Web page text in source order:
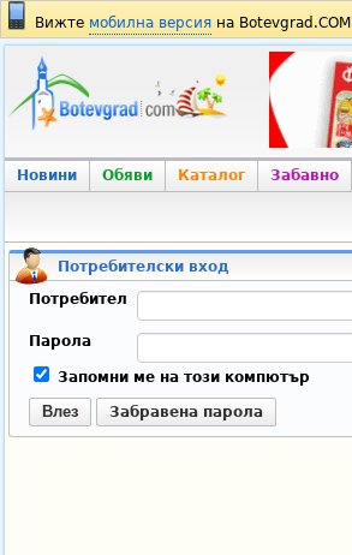
Вижте мобилна версия на Botevgrad.COM
Новини Обяви Каталог Забавно
Потребителски вход
Потребител
Парола
Запомни ме на този компютър
Влез Забравена парола